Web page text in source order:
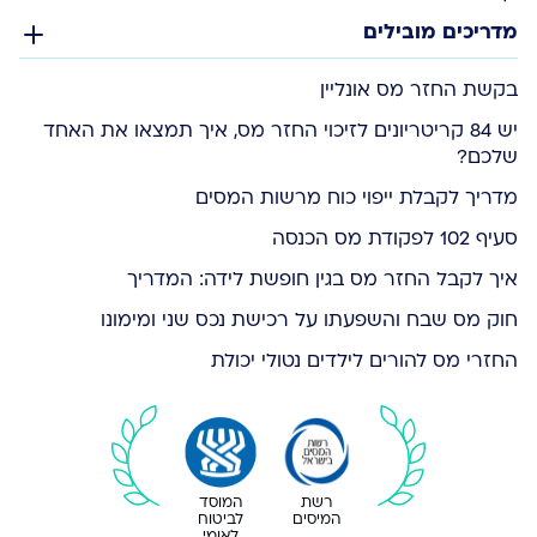
מדריכים מובילים
בקשת החזר מס אונליין
יש 84 קריטריונים לזיכוי החזר מס, איך תמצאו את האחד
שלכם?
מדריך לקבלת ייפוי כוח מרשות המסים
סעיף 102 לפקודת מס הכנסה
איך לקבל החזר מס בגין חופשת לידה: המדריך
חוק מס שבח והשפעתו על רכישת נכס שני ומימונו
החזרי מס להורים לילדים נטולי יכולת
רשת
המיסים
המוסד
לביטוח